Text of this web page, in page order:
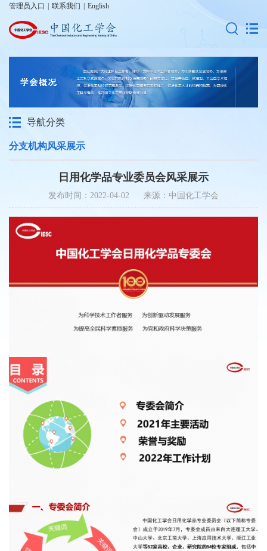
管理员入口 联系我们 English
导航分类
分支机构风采展示
日用化学品专业委员会风采展示
发布时间：2022-04-02 来源：中国化工学会